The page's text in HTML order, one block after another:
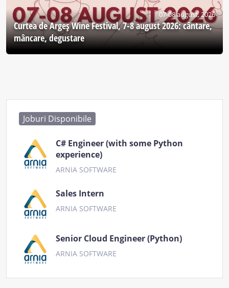
07-08 august, 2026
Curtea de Argeş Wine Festival, 7-8 august 2026: cântare,
mâncare, degustare
Joburi Disponibile
C# Engineer (with some Python
experience)
ARNIA SOFTWARE
Sales Intern
ARNIA SOFTWARE
Senior Cloud Engineer (Python)
ARNIA SOFTWARE